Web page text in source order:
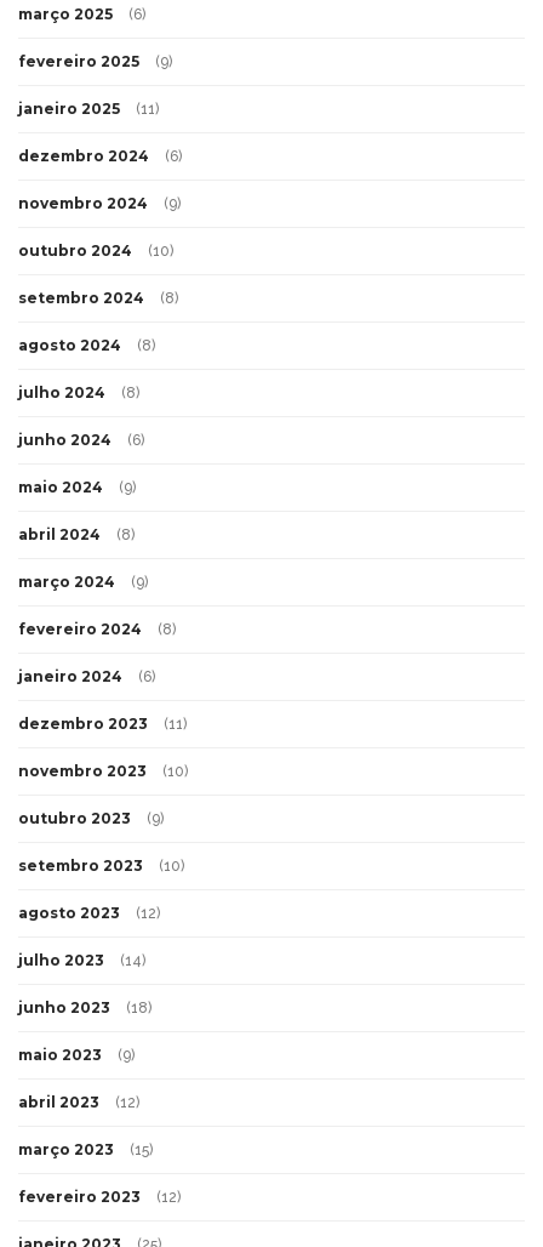
março 2025 (6)
fevereiro 2025 (9)
janeiro 2025 (11)
dezembro 2024 (6)
novembro 2024 (9)
outubro 2024 (10)
setembro 2024 (8)
agosto 2024 (8)
julho 2024 (8)
junho 2024 (6)
maio 2024 (9)
abril 2024 (8)
março 2024 (9)
fevereiro 2024 (8)
janeiro 2024 (6)
dezembro 2023 (11)
novembro 2023 (10)
outubro 2023 (9)
setembro 2023 (10)
agosto 2023 (12)
julho 2023 (14)
junho 2023 (18)
maio 2023 (9)
abril 2023 (12)
março 2023 (15)
fevereiro 2023 (12)